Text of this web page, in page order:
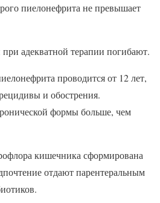
пиелонефрита не превышает
при адекватной терапии погибают.
проводится от 12 лет,
и обострения.
формы больше, чем
кишечника сформирована
отдают парентеральным